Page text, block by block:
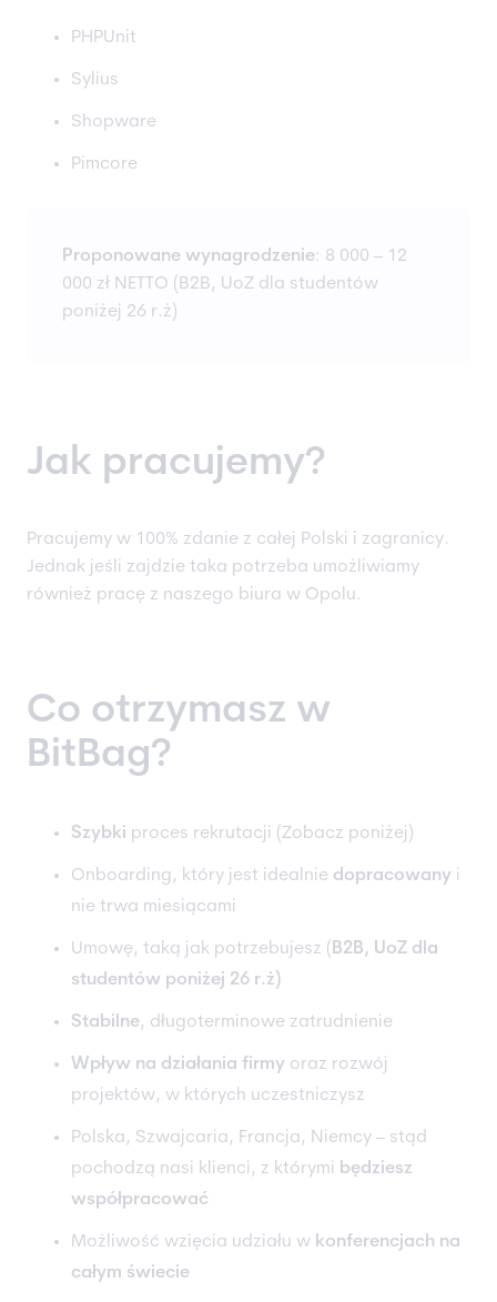
PHPUnit
Sylius
Shopware
Pimcore
Proponowane wynagrodzenie: 8 000 – 12
000 zł NETTO (B2B, UoZ dla studentów
poniżej 26 r.ż)
Jak pracujemy?
Pracujemy w 100% zdanie z całej Polski i zagranicy.
Jednak jeśli zajdzie taka potrzeba umożliwiamy
również pracę z naszego biura w Opolu.
Co otrzymasz w
BitBag?
Szybki proces rekrutacji (Zobacz poniżej)
Onboarding, który jest idealnie dopracowany i
nie trwa miesiącami
Umowę, taką jak potrzebujesz ( B2B, UoZ dla
studentów poniżej 26 r.ż)
Stabilne, długoterminowe zatrudnienie
Wpływ na działania firmy oraz rozwój
projektów, w których uczestniczysz
Polska, Szwajcaria, Francja, Niemcy – stąd
pochodzą nasi klienci, z którymi będziesz
współpracować
Możliwość wzięcia udziału w konferencjach na
całym świecie